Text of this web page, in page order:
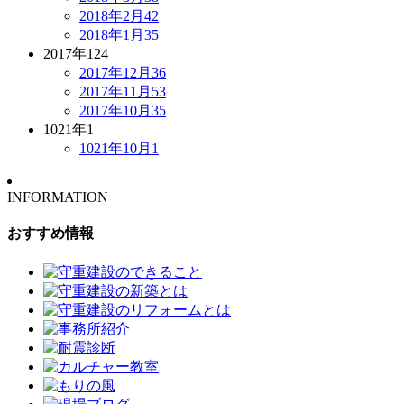
2018年2月 42
2018年1月 35
2017年124
2017年12月 36
2017年11月 53
2017年10月 35
1021年1
1021年10月 1
INFORMATION
おすすめ情報